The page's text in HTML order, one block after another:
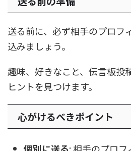
送る前に、必ず相手のプロフ
込みましょう。
趣味、好きなこと、伝言板投
ヒントを見つけます。
心がけるべきポイント